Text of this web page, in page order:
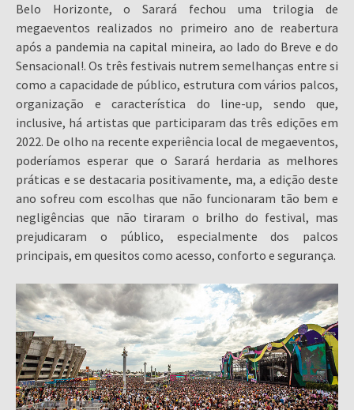
Belo Horizonte, o Sarará fechou uma trilogia de
megaeventos realizados no primeiro ano de reabertura
após a pandemia na capital mineira, ao lado do Breve e do
Sensacional!. Os três festivais nutrem semelhanças entre si
como a capacidade de público, estrutura com vários palcos,
organização e característica do line-up, sendo que,
inclusive, há artistas que participaram das três edições em
2022. De olho na recente experiência local de megaeventos,
poderíamos esperar que o Sarará herdaria as melhores
práticas e se destacaria positivamente, ma, a edição deste
ano sofreu com escolhas que não funcionaram tão bem e
negligências que não tiraram o brilho do festival, mas
prejudicaram o público, especialmente dos palcos
principais, em quesitos como acesso, conforto e segurança.